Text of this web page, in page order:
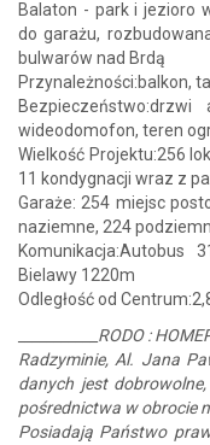
Balaton - park i jezioro
do garażu,
bulwarów nad Brdą
Przynależności:balkon,
wideodomofon, teren
Wielkość Projektu:256
11 kondygnacji wraz z
Garaże: 254 miejsc
naziemne, 224
Komunikacja:Autobus
Bielawy 1220m
Odległość od
___________RODO :
Radzyminie, Al. Jana
danych jest
pośrednictwa w obrocie
Posiadają Państwo